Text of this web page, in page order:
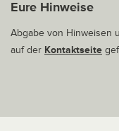
Eure Hinweise
Abgabe von Hinweisen
auf der Kontaktseite